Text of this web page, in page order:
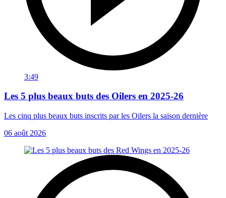
3:49
Les 5 plus beaux buts des Oilers en 2025-26
Les cinq plus beaux buts inscrits par les Oilers la saison dernière
06 août 2026